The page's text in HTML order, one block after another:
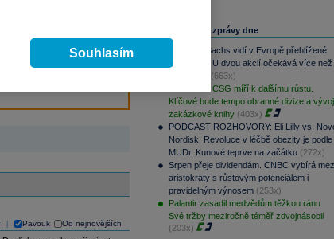
stažení,
více
Pavouk Od nejnovějších
Nejčtenější zprávy dne
Goldman Sachs vidí v Evropě přehlížené
příležitosti. U dvou akcií očekává více než
(663x)
PREVIEW: CSG míří k dalšímu růstu.
Klíčové bude tempo obranné divize a vývoj
zakázkové knihy (403x)
PODCAST ROZHOVORY: Eli Lilly vs.
Nordisk. Revoluce v léčbě obezity je podle
MUDr. Kunové teprve na začátku (272x)
Srpen přeje dividendám. CNBC vybírá
aristokraty s růstovým potenciálem i
pravidelným výnosem (253x)
Palantir zasadil medvědům těžkou ránu.
Své tržby meziročně téměř zdvojnásobil
(203x)
Souhlasím